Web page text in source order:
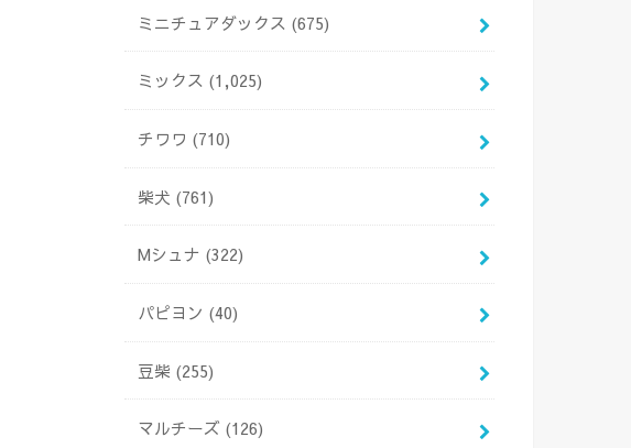
ミニチュアダックス (675)
ミックス (1,025)
チワワ (710)
柴犬 (761)
Mシュナ (322)
パピヨン (40)
豆柴 (255)
マルチーズ (126)